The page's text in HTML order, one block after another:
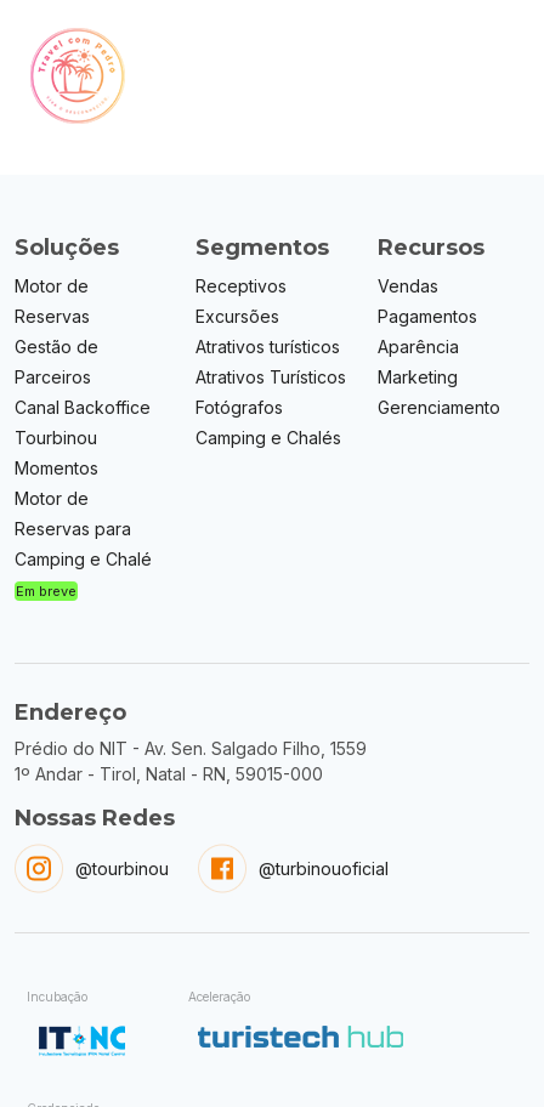
Soluções
Motor de
Reservas
Gestão de
Parceiros
Canal Backoffice
Tourbinou
Momentos
Motor de
Reservas para
Camping e Chalé
Em breve
Segmentos
Receptivos
Excursões
Atrativos turísticos
Atrativos Turísticos
Fotógrafos
Camping e Chalés
Recursos
Vendas
Pagamentos
Aparência
Marketing
Gerenciamento
Endereço
Prédio do NIT - Av. Sen. Salgado Filho, 1559
1º Andar - Tirol, Natal - RN, 59015-000
Nossas Redes
@tourbinou @turbinouoficial
Incubação Aceleração